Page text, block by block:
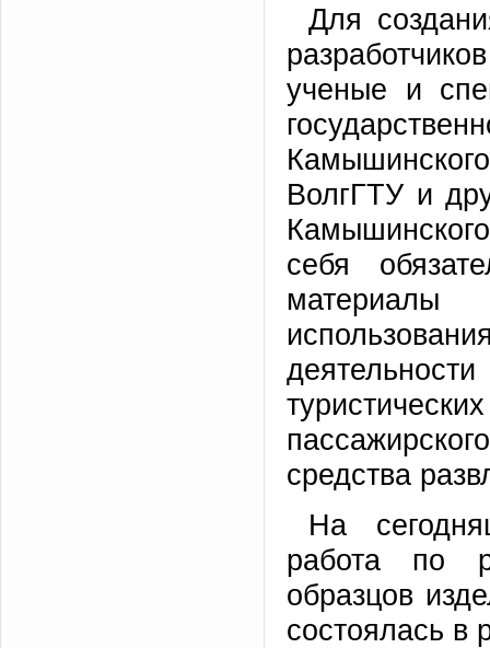
Для
ученые и
ВолгГТУ и
себя
средства
На
работа по
образцов
состоялась в